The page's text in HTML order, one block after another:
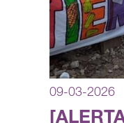
09-03-2026